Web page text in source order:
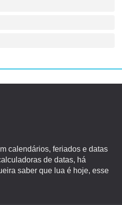
calendários, feriados e datas
de datas, há
saber que lua é hoje, esse